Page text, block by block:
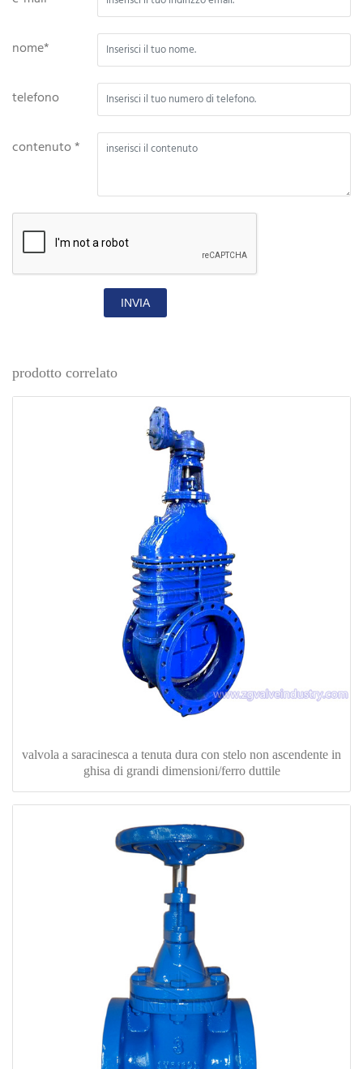
nome*
telefono
contenuto *
INVIA
prodotto correlato
valvola a saracinesca a tenuta dura con stelo non ascendente in
ghisa di grandi dimensioni/ferro duttile